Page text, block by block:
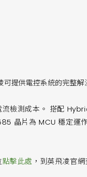
提供電控系統的完整解
檢測成本。 搭配
晶片為 MCU 穩定運
點擊此處 ，到英飛凌官